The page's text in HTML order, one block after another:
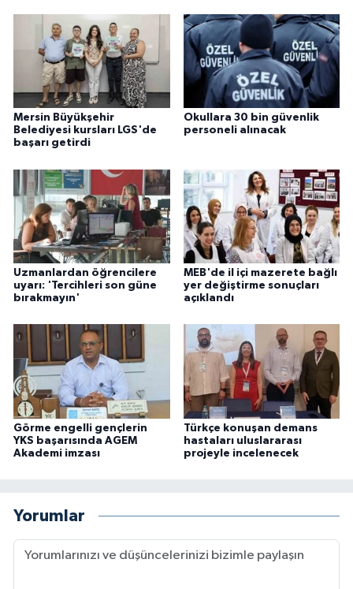
Mersin Büyükşehir
Belediyesi kursları LGS'de
başarı getirdi
Okullara 30 bin güvenlik
personeli alınacak
Uzmanlardan öğrencilere
uyarı: 'Tercihleri son güne
bırakmayın'
MEB'de il içi mazerete bağlı
yer değiştirme sonuçları
açıklandı
Görme engelli gençlerin
YKS başarısında AGEM
Akademi imzası
Türkçe konuşan demans
hastaları uluslararası
projeyle incelenecek
Yorumlar